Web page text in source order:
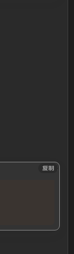
复制
Text